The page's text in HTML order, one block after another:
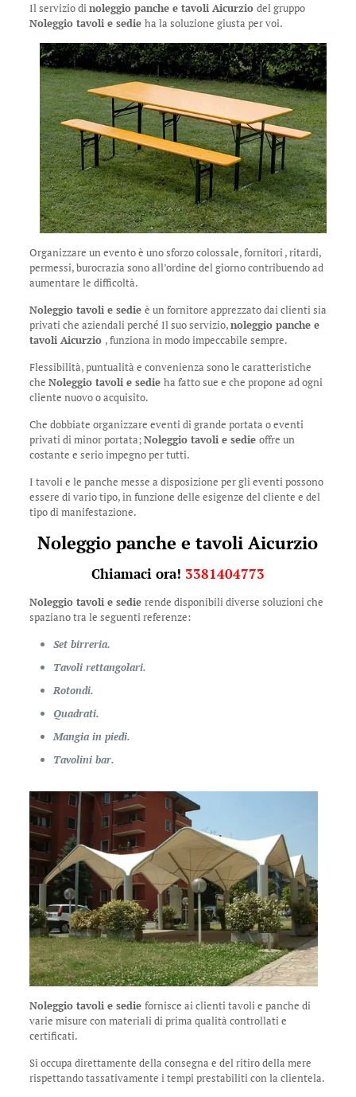
Il servizio dinoleggio panche e tavoli Aicurzio del gruppo
Noleggio tavoli e sedie ha la soluzione giusta per voi.
Organizzare un evento è uno sforzo colossale, fornitori , ritardi,
permessi, burocrazia sono all’ordine del giorno contribuendo ad
aumentare le difficoltà.
Noleggio tavoli e sedie è un fornitore apprezzato dai clienti sia
privati che aziendali perché Il suo servizio,noleggio panche e
tavoli Aicurzio , funziona in modo impeccabile sempre.
Flessibilità, puntualità e convenienza sono le caratteristiche
che Noleggio tavoli e sedie ha fatto sue e che propone ad ogni
cliente nuovo o acquisito.
Che dobbiate organizzare eventi di grande portata o eventi
privati di minor portata;Noleggio tavoli e sedie offre un
costante e serio impegno per tutti.
I tavoli e le panche messe a disposizione per gli eventi possono
essere di vario tipo, in funzione delle esigenze del cliente e del
tipo di manifestazione.
Noleggio panche e tavoli Aicurzio
Chiamaci ora! 3381404773
Noleggio tavoli e sedie rende disponibili diverse soluzioni che
spaziano tra le seguenti referenze:
Set birreria.
Tavoli rettangolari.
Rotondi.
Quadrati.
Mangia in piedi.
Tavolini bar.
Noleggio tavoli e sedie fornisce ai clienti tavoli e panche di
varie misure con materiali di prima qualità controllati e
certificati.
Si occupa direttamente della consegna e del ritiro della mere
rispettando tassativamente i tempi prestabiliti con la clientela.